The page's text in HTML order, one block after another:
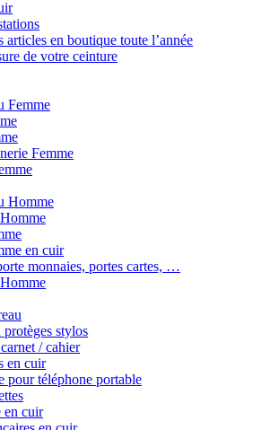
articles en boutique toute l’année
de votre ceinture
Femme
Femme
Homme
en cuir
monnaies, portes cartes, …
stylos
/ cahier
en cuir
pour téléphone portable
en cuir